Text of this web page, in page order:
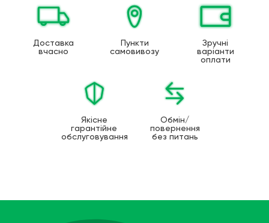
Доставка
вчасно
Пункти
самовивозу
Зручні
варіанти
оплати
Якісне
гарантійне
обслуговування
Обмін/
повернення
без питань